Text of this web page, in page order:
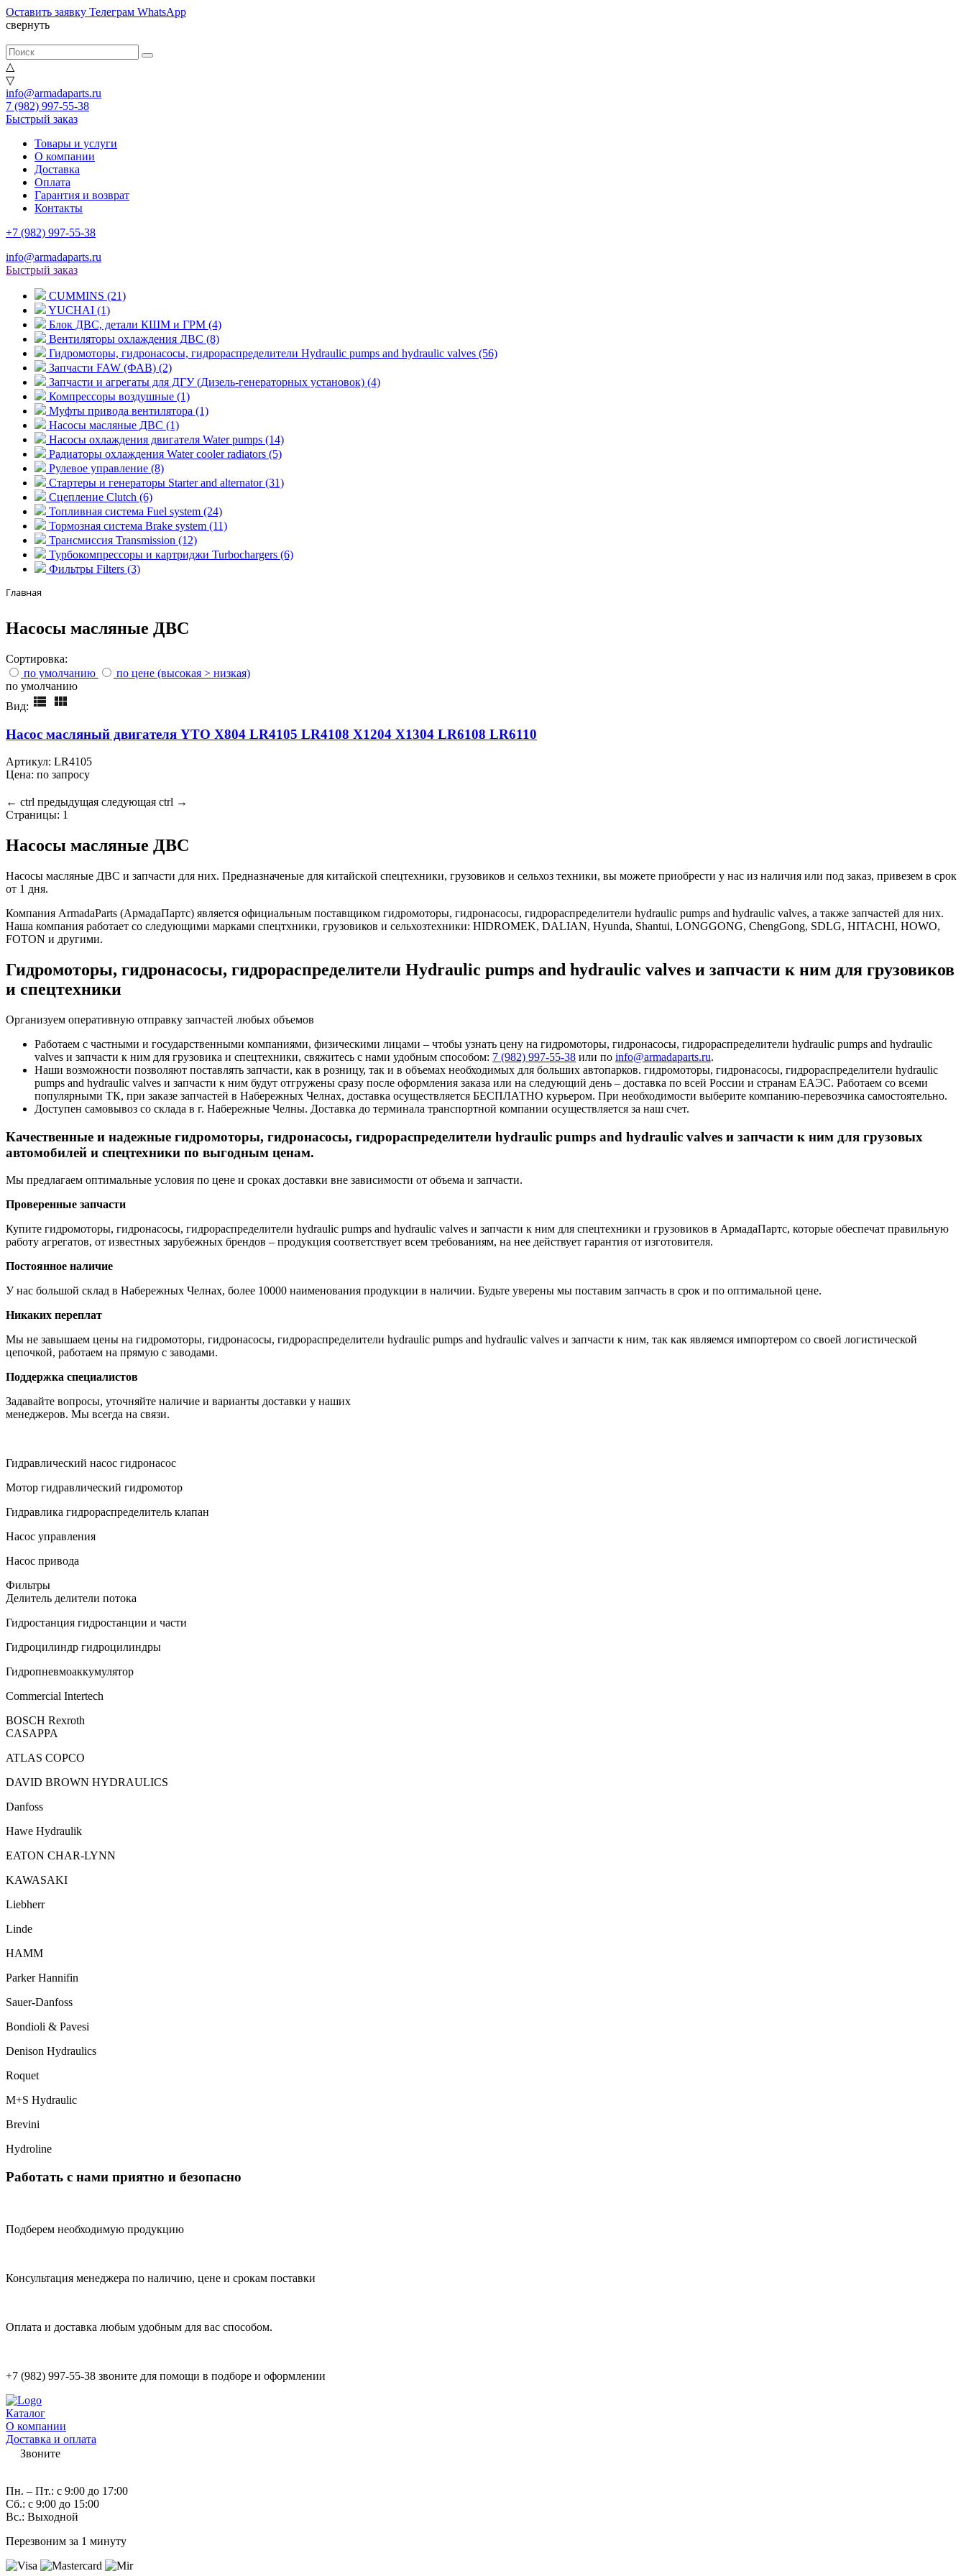
Оставить заявку Телеграм WhatsApp
свернуть
△
▽
info@armadaparts.ru
7 (982) 997-55-38
Быстрый заказ
Товары и услуги
О компании
Доставка
Оплата
Гарантия и возврат
Контакты
+7 (982) 997-55-38
info@armadaparts.ru
Быстрый заказ
CUMMINS (21)
YUCHAI (1)
Блок ДВС, детали КШМ и ГРМ (4)
Вентиляторы охлаждения ДВС (8)
Гидромоторы, гидронасосы, гидрораспределители Hydraulic pumps and hydraulic valves (56)
Запчасти FAW (ФАВ) (2)
Запчасти и агрегаты для ДГУ (Дизель-генераторных установок) (4)
Компрессоры воздушные (1)
Муфты привода вентилятора (1)
Насосы масляные ДВС (1)
Насосы охлаждения двигателя Water pumps (14)
Радиаторы охлаждения Water cooler radiators (5)
Рулевое управление (8)
Стартеры и генераторы Starter and alternator (31)
Сцепление Clutch (6)
Топливная система Fuel system (24)
Тормозная система Brake system (11)
Трансмиссия Transmission (12)
Турбокомпрессоры и картриджи Turbochargers (6)
Фильтры Filters (3)
Главная
Насосы масляные ДВС
Сортировка:
по умолчанию
по цене (высокая > низкая)
по умолчанию
Вид:
Насос масляный двигателя YTO X804 LR4105 LR4108 X1204 X1304 LR6108 LR6110
Артикул: LR4105
Цена: по запросу
← ctrl предыдущая следующая ctrl →
Страницы: 1
Насосы масляные ДВС
Насосы масляные ДВС и запчасти для них. Предназначеные для китайской спецтехники, грузовиков и сельхоз техники, вы можете приобрести у нас из наличия или под заказ, привезем в срок
от 1 дня.
Компания ArmadaParts (АрмадаПартс) является официальным поставщиком гидромоторы, гидронасосы, гидрораспределители hydraulic pumps and hydraulic valves, а также запчастей для них.
Наша компания работает со следующими марками спецтхники, грузовиков и сельхозтехники: HIDROMEK, DALIAN, Hyunda, Shantui, LONGGONG, ChengGong, SDLG, HITACHI, HOWO,
FOTON и другими.
Гидромоторы, гидронасосы, гидрораспределители Hydraulic pumps and hydraulic valves и запчасти к ним для грузовиков
и спецтехники
Организуем оперативную отправку запчастей любых объемов
Работаем с частными и государственными компаниями, физическими лицами – чтобы узнать цену на гидромоторы, гидронасосы, гидрораспределители hydraulic pumps and hydraulic
valves и запчасти к ним для грузовика и спецтехники, свяжитесь с нами удобным способом: 7 (982) 997-55-38 или по info@armadaparts.ru.
Наши возможности позволяют поставлять запчасти, как в розницу, так и в объемах необходимых для больших автопарков. гидромоторы, гидронасосы, гидрораспределители hydraulic
pumps and hydraulic valves и запчасти к ним будут отгружены сразу после оформления заказа или на следующий день – доставка по всей России и странам ЕАЭС. Работаем со всеми
популярными ТК, при заказе запчастей в Набережных Челнах, доставка осуществляется БЕСПЛАТНО курьером. При необходимости выберите компанию-перевозчика самостоятельно.
Доступен самовывоз со склада в г. Набережные Челны. Доставка до терминала транспортной компании осуществляется за наш счет.
Качественные и надежные гидромоторы, гидронасосы, гидрораспределители hydraulic pumps and hydraulic valves и запчасти к ним для грузовых
автомобилей и спецтехники по выгодным ценам.
Мы предлагаем оптимальные условия по цене и сроках доставки вне зависимости от объема и запчасти.
Проверенные запчасти
Купите гидромоторы, гидронасосы, гидрораспределители hydraulic pumps and hydraulic valves и запчасти к ним для спецтехники и грузовиков в АрмадаПартс, которые обеспечат правильную
работу агрегатов, от известных зарубежных брендов – продукция соответствует всем требованиям, на нее действует гарантия от изготовителя.
Постоянное наличие
У нас большой склад в Набережных Челнах, более 10000 наименования продукции в наличии. Будьте уверены мы поставим запчасть в срок и по оптимальной цене.
Никаких переплат
Мы не завышаем цены на гидромоторы, гидронасосы, гидрораспределители hydraulic pumps and hydraulic valves и запчасти к ним, так как являемся импортером со своей логистической
цепочкой, работаем на прямую с заводами.
Поддержка специалистов
Задавайте вопросы, уточняйте наличие и варианты доставки у наших
менеджеров. Мы всегда на связи.
Гидравлический насос гидронасос
Мотор гидравлический гидромотор
Гидравлика гидрораспределитель клапан
Насос управления
Насос привода
Фильтры
Делитель делители потока
Гидростанция гидростанции и части
Гидроцилиндр гидроцилиндры
Гидропневмоаккумулятор
Commercial Intertech
BOSCH Rexroth
CASAPPA
ATLAS COPCO
DAVID BROWN HYDRAULICS
Danfoss
Hawe Hydraulik
EATON CHAR-LYNN
KAWASAKI
Liebherr
Linde
HAMM
Parker Hannifin
Sauer-Danfoss
Bondioli & Pavesi
Denison Hydraulics
Roquet
M+S Hydraulic
Brevini
Hydroline
Работать с нами приятно и безопасно
Подберем необходимую продукцию
Консультация менеджера по наличию, цене и срокам поставки
Оплата и доставка любым удобным для вас способом.
+7 (982) 997-55-38 звоните для помощи в подборе и оформлении
Каталог
О компании
Доставка и оплата
Звоните
Пн. – Пт.: с 9:00 до 17:00
Сб.: с 9:00 до 15:00
Вс.: Выходной
Перезвоним за 1 минуту